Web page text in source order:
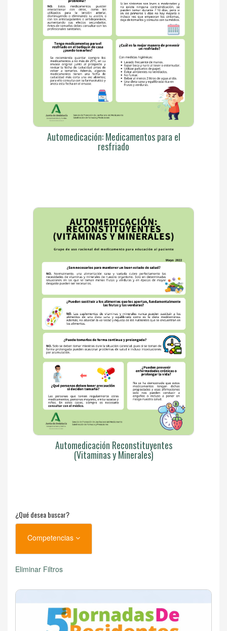
Automedicación: Medicamentos para el
resfriado
Automedicación Reconstituyentes
(Vitaminas y Minerales)
¿Qué desea buscar?
Competencias
Eliminar Filtros